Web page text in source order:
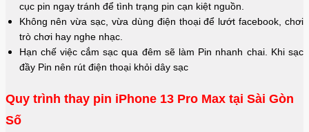
cục pin ngay tránh để tình trạng pin cạn kiệt nguồn.
Không nên vừa sạc, vừa dùng điện thoại để lướt facebook, chơi
trò chơi hay nghe nhạc.
Hạn chế việc cắm sạc qua đêm sẽ làm Pin nhanh chai. Khi sạc
đầy Pin nên rút điện thoại khỏi dây sạc
Quy trình thay pin iPhone 13 Pro Max tại Sài Gòn
Số